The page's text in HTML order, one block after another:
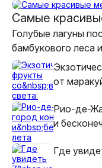
иные услуги. Всё
обеда, который
Очень
Самые
Голубые лагуны
бамбукового леса
от
Рио‑де-
и
Где